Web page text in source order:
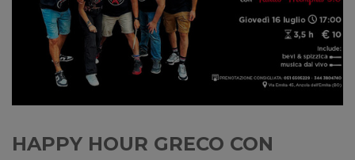
HAPPY HOUR GRECO CON